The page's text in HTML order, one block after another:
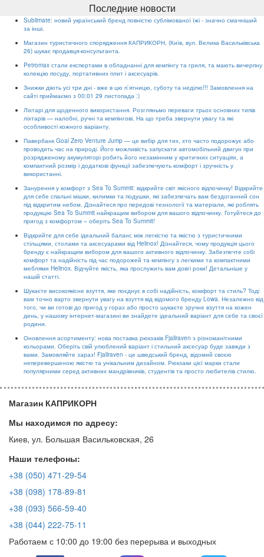
Последние новости
Sublimate: новий український бренд повністю сублімованої їжі - значно смачніший
за інші.
Магазин туристичного спорядження КАПРИКОРН, (Київ, вул. Велика Васильківська
26) шукає продавця-консультанта.
Petromax стали експертами в обладнанні для кемпінгу та гриля, та мають вичерпну
колекцію посуду, портативних плит і аксесуарів.
Знижки діють усі три дні - вже в цю п`ятницю, суботу та неділю!!! Замовлення на
сайті приймаємо з 00:01 29 листопада :)
Ліхтарі для щоденного використання. Розгляньмо переваги трьох основних типів
ліхтарів — налобні, ручні та кемпінгові. На що треба звернути увагу та які
особливості кожного варіанту.
Павербанк Goal Zero Venture Jump — це вибір для тих, хто часто подорожує або
проводить час на природі. Його можливість запускати автомобільний двигун при
розрядженому акумуляторі робить його незамінним у критичних ситуаціях, а
компактний розмір і додаткові функції забезпечують комфорт і зручність у
використанні.
Занурення у комфорт з Sea To Summit: відкрийте світ якісного відпочинку! Відкрийте
для себе спальні мішки, килимки та подушки, які забезпечать вам бездоганний сон
під відкритим небом. Дізнайтеся про передові технології та матеріали, які роблять
продукцію Sea To Summit найкращим вибором для вашого відпочинку. Готуйтеся до
пригод з комфортом – оберіть Sea To Summit!
Відкрийте для себе ідеальний баланс між легкістю та якістю з туристичними
стільцями, столами та аксесуарами від Helinox! Дізнайтеся, чому продукція цього
бренду є найкращим вибором для вашого активного відпочинку. Забезпечте собі
комфорт та надійність під час подорожей та кемпінгу з легкими та компактними
меблями Helinox. Відчуйте якість, яка прослужить вам довгі роки! Детальніше у
нашій статті.
Шукаєте високоякісне взуття, яке поєднує в собі надійність, комфорт та стиль? Тоді
вам точно варто звернути увагу на взуття від відомого бренду Lowa. Незалежно від
того, чи ви готові до пригод у горах або просто шукаєте зручне взуття на кожен
день, у нашому інтернет-магазині ви знайдете ідеальний варіант для себе та своєї
родини.
Оновлення асортименту: нова поставка рюкзаків Fjallraven з різноманітними
кольорами. Оберіть свій улюблений варіант і стильний аксесуар буде завжди з
вами. Замовляйте зараз! Fjallraven - це шведський бренд, відомий своєю
неперевершеною якістю та унікальним дизайном. Рюкзаки цієї марки стали
популярними серед активних мандрівників, студентів та просто любителів стилю.
Магазин КАПРИКОРН
Мы находимся по адресу:
Киев, ул. Большая Васильковская, 26
Наши телефоны:
+38 (050) 471-29-54
+38 (098) 178-89-81
+38 (093) 566-59-40
+38 (044) 222-75-11
Работаем с 10:00 до 19:00 без перерыва и выходных